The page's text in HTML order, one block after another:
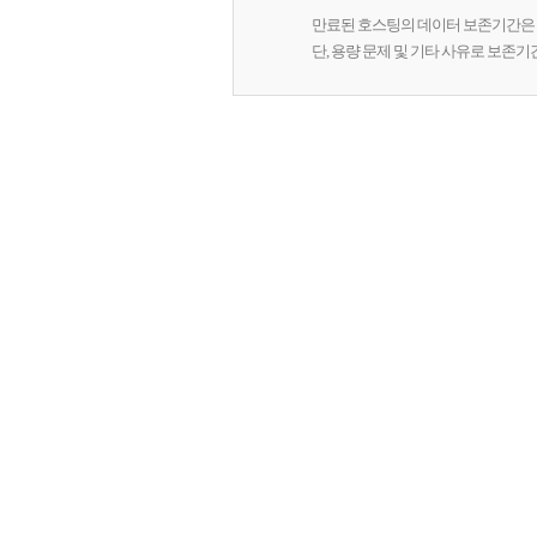
만료된 호스팅의 데이터 보존기간
단, 용량 문제 및 기타 사유로 보존